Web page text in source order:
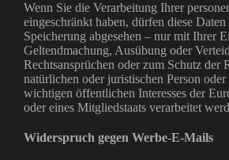
Wenn Sie die Verarbeitung Ihrer
eingeschränkt haben, dürfen diese
Speicherung abgesehen – nur mit Ihrer
Geltendmachung, Ausübung oder
Rechtsansprüchen oder zum Schutz der
natürlichen oder juristischen Person
wichtigen öffentlichen Interesses der
oder eines Mitgliedstaats verarbeitet
Widerspruch gegen Werbe-E-Mails